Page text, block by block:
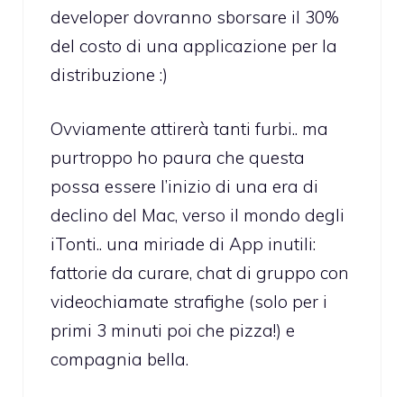
developer dovranno sborsare il 30%
del costo di una applicazione per la
distribuzione :)
Ovviamente attirerà tanti furbi.. ma
purtroppo ho paura che questa
possa essere l’inizio di una era di
declino del Mac, verso il mondo degli
iTonti.. una miriade di App inutili:
fattorie da curare, chat di gruppo con
videochiamate strafighe (solo per i
primi 3 minuti poi che pizza!) e
compagnia bella.